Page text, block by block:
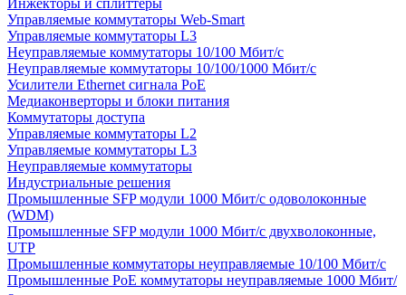
Инжекторы и сплиттеры
Управляемые коммутаторы Web-Smart
Управляемые коммутаторы L3
Неуправляемые коммутаторы 10/100 Мбит/с
Неуправляемые коммутаторы 10/100/1000 Мбит/с
Усилители Ethernet сигнала PoE
Медиаконверторы и блоки питания
Коммутаторы доступа
Управляемые коммутаторы L2
Управляемые коммутаторы L3
Неуправляемые коммутаторы
Индустриальные решения
Промышленные SFP модули 1000 Мбит/c одоволоконные
(WDM)
Промышленные SFP модули 1000 Мбит/c двухволоконные,
UTP
Промышленные коммутаторы неуправляемые 10/100 Мбит/с
Промышленные PoE коммутаторы неуправляемые 1000 Мбит/